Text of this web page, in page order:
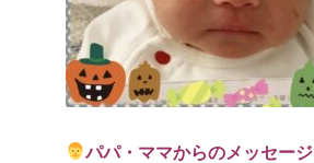
パパ・ママからのメッセージ